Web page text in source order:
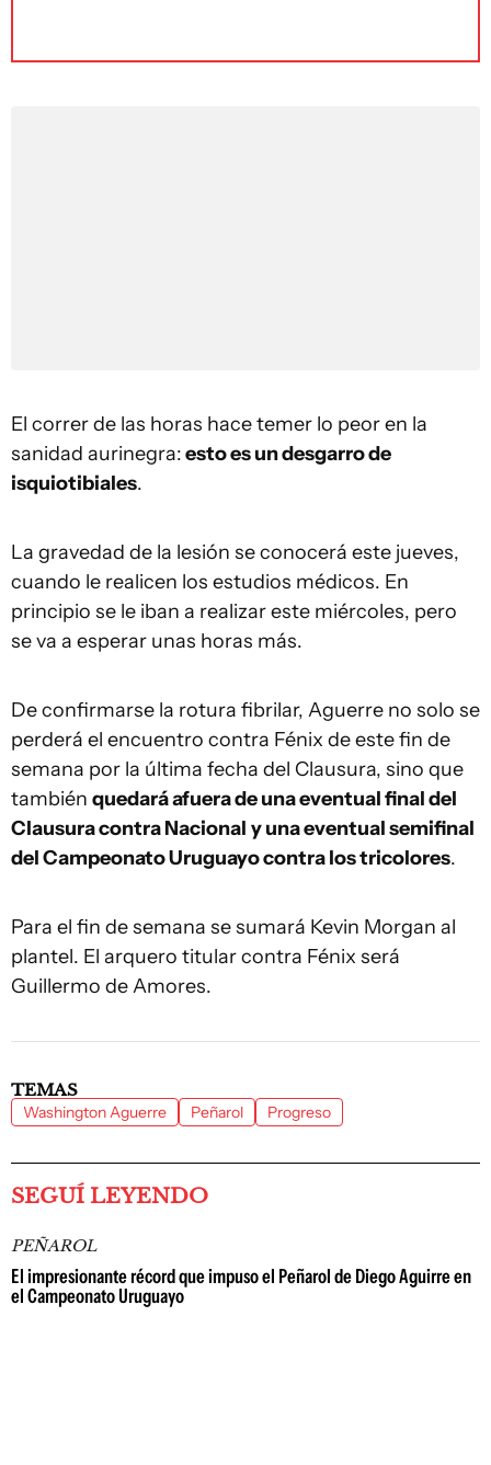
El correr de las horas hace temer lo peor en la
sanidad aurinegra:esto es un desgarro de
isquiotibiales.
La gravedad de la lesión se conocerá este jueves,
cuando le realicen los estudios médicos. En
principio se le iban a realizar este miércoles, pero
se va a esperar unas horas más.
De confirmarse la rotura fibrilar, Aguerre no solo se
perderá el encuentro contra Fénix de este fin de
semana por la última fecha del Clausura, sino que
también quedará afuera de una eventual final del
Clausura contra Nacional y una eventual semifinal
del Campeonato Uruguayo contra los tricolores.
Para el fin de semana se sumará Kevin Morgan al
plantel. El arquero titular contra Fénix será
Guillermo de Amores.
TEMAS
Washington Aguerre Peñarol Progreso
SEGUÍ LEYENDO
PEÑAROL
El impresionante récord que impuso el Peñarol de Diego Aguirre en
el Campeonato Uruguayo